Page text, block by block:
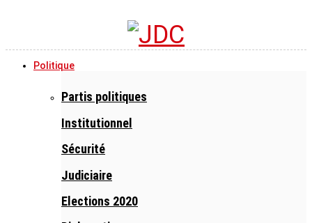
Politique
Partis politiques
Institutionnel
Sécurité
Judiciaire
Elections 2020